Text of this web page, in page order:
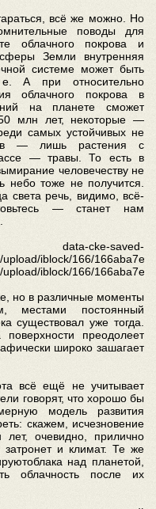
всё же можно. Но
поводы для
облачного покрова и
Земли внутренняя
системе может быть
А при относительно
облачного покрова в
на планете сможет
млн лет, некоторые —
самых устойчивых не
— лишь растения с
— травы. То есть в
человечеству не
небо тоже не получится.
света речь, видимо, всё-
— станет нам
saved-
iblock/166/
iblock/166/
но в различные моменты
местами постоянный
существовал уже тогда.
преодолеет
широко зашагает
всё ещё не учитывает
говорят, что хорошо бы
модель развития
скажем, исчезновение
очевидно, прилично
и климат. Те же
над планетой,
облачность после их